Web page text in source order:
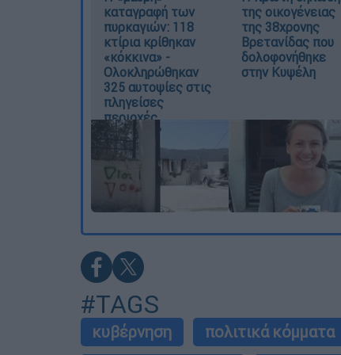
καταγραφή των
πυρκαγιών: 118
κτίρια κρίθηκαν
«κόκκινα» -
Ολοκληρώθηκαν
325 αυτοψίες στις
πληγείσες
περιοχές
της οικογένειας
της 38χρονης
Βρετανίδας που
δολοφονήθηκε
στην Κυψέλη
#TAGS
κυβέρνηση πολιτικά κόμματα